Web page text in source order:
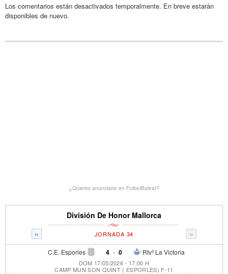
Los comentarios están desactivados temporalmente. En breve estarán
disponibles de nuevo.
¿Quieres anunciarte en FutbolBalear?
División De Honor Mallorca
« »
JORNADA 34
C.E. Esporles 4 - Rtvº La Victoria
0
DOM 17/05/2026 - 17:00 H
CAMP MUN SON QUINT ( ESPORLES) F-11